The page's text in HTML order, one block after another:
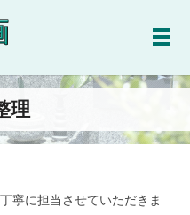
メ
理
寧に担当させていただきま